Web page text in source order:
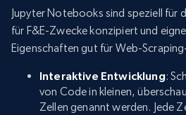
Jupyter Notebooks sind speziell für
für F&E-Zwecke konzipiert und
Eigenschaften gut für Web-
Interaktive Entwicklung:
von Code in kleinen,
Zellen genannt werden. Jede